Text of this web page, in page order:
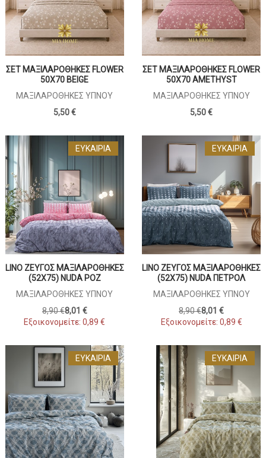
ΣΕΤ ΜΑΞΙΛΑΡΟΘΗΚΕΣ FLOWER
50X70 BEIGE
ΜΑΞΙΛΑΡΟΘΉΚΕΣ ΎΠΝΟΥ
5,50 €
ΣΕΤ ΜΑΞΙΛΑΡΟΘΗΚΕΣ FLOWER
50X70 AMETHYST
ΜΑΞΙΛΑΡΟΘΉΚΕΣ ΎΠΝΟΥ
5,50 €
ΕΥΚΑΙΡΊΑ
LINO ΖΕΎΓΟΣ ΜΑΞΙΛΑΡΟΘΉΚΕΣ
(52X75) NUDA ΡΟΖ
ΜΑΞΙΛΑΡΟΘΉΚΕΣ ΎΠΝΟΥ
8,90 €8,01 €
Εξοικονομείτε:0,89 €
ΕΥΚΑΙΡΊΑ
LINO ΖΕΎΓΟΣ ΜΑΞΙΛΑΡΟΘΉΚΕΣ
(52X75) NUDA ΠΕΤΡΌΛ
ΜΑΞΙΛΑΡΟΘΉΚΕΣ ΎΠΝΟΥ
8,90 €8,01 €
Εξοικονομείτε: 0,89 €
ΕΥΚΑΙΡΊΑ ΕΥΚΑΙΡΊΑ